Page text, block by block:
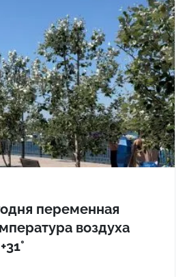
переменная
воздуха